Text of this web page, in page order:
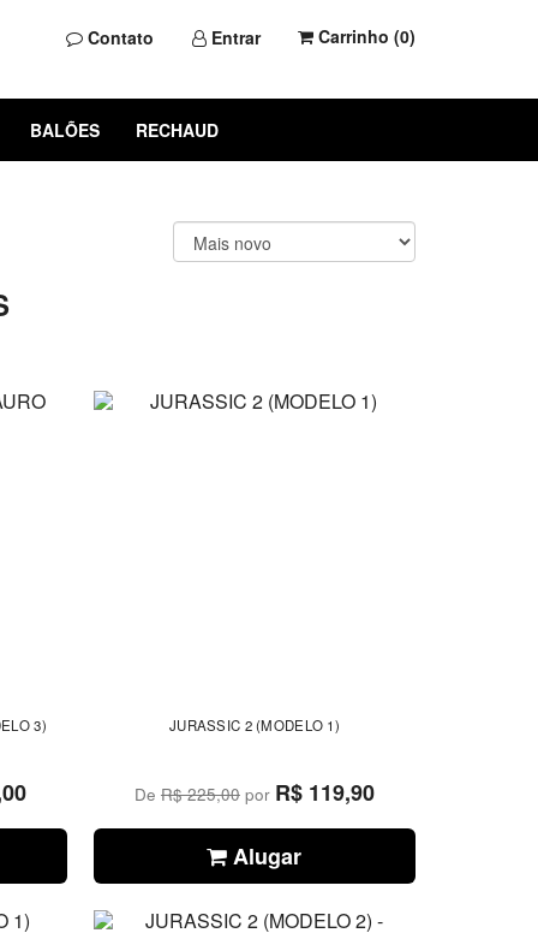
Contato Entrar Carrinho (0)
BALÕES RECHAUD
3) JURASSIC 2 (MODELO 1)
De R$ 225,00por R$ 119,90
Alugar